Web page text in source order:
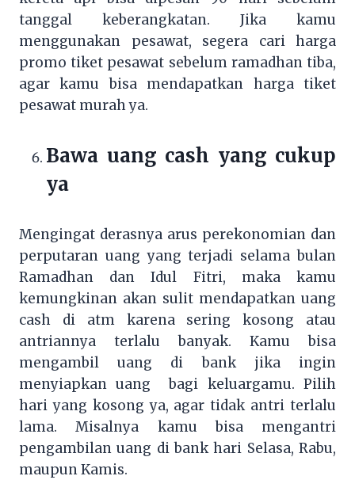
tanggal keberangkatan. Jika kamu
menggunakan pesawat, segera cari harga
promo tiket pesawat sebelum ramadhan tiba,
agar kamu bisa mendapatkan harga tiket
pesawat murah ya.
Bawa uang cash yang cukup
ya
Mengingat derasnya arus perekonomian dan
perputaran uang yang terjadi selama bulan
Ramadhan dan Idul Fitri, maka kamu
kemungkinan akan sulit mendapatkan uang
cash di atm karena sering kosong atau
antriannya terlalu banyak. Kamu bisa
mengambil uang di bank jika ingin
menyiapkan uang bagi keluargamu. Pilih
hari yang kosong ya, agar tidak antri terlalu
lama. Misalnya kamu bisa mengantri
pengambilan uang di bank hari Selasa, Rabu,
maupun Kamis.